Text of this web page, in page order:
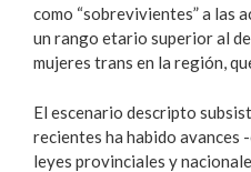
como “sobrevivientes” a las
un rango etario superior al
mujeres trans en la región,
El escenario descripto
recientes ha habido avances
leyes provinciales y